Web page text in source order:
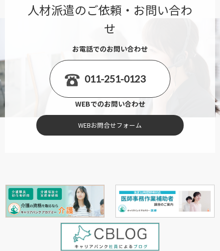
人材派遣のご依頼・お問い合わ
せ
お電話でのお問い合わせ
011-251-0123
WEBでのお問い合わせ
WEBお問合せフォーム